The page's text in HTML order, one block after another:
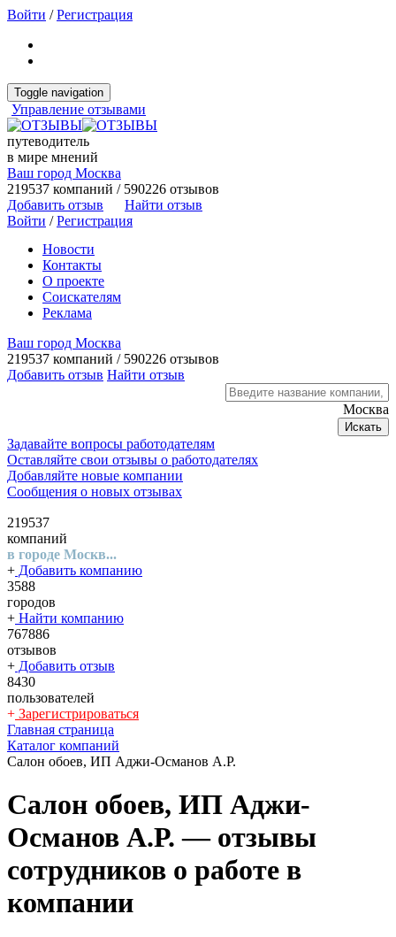
Войти /Регистрация
Toggle navigation
Управление отзывами
путеводитель
в мире мнений
Ваш город Москва
219537 компаний / 590226 отзывов
Добавить отзыв
Найти отзыв
Войти /Регистрация
Новости
Контакты
О проекте
Соискателям
Реклама
Ваш город Москва
219537 компаний / 590226 отзывов
Добавить отзыв Найти отзыв
Москва
Искать
Задавайте вопросы работодателям
Оставляйте свои отзывы о работодателях
Добавляйте новые компании
Сообщения о новых отзывах
219537
компаний
в городе Москв...
+ Добавить компанию
3588
городов
+ Найти компанию
767886
отзывов
+ Добавить отзыв
8430
пользователей
+ Зарегистрироваться
Главная страница
Каталог компаний
Салон обоев, ИП Аджи-Османов А.Р.
Салон обоев, ИП Аджи-
Османов А.Р. — отзывы
сотрудников о работе в
компании